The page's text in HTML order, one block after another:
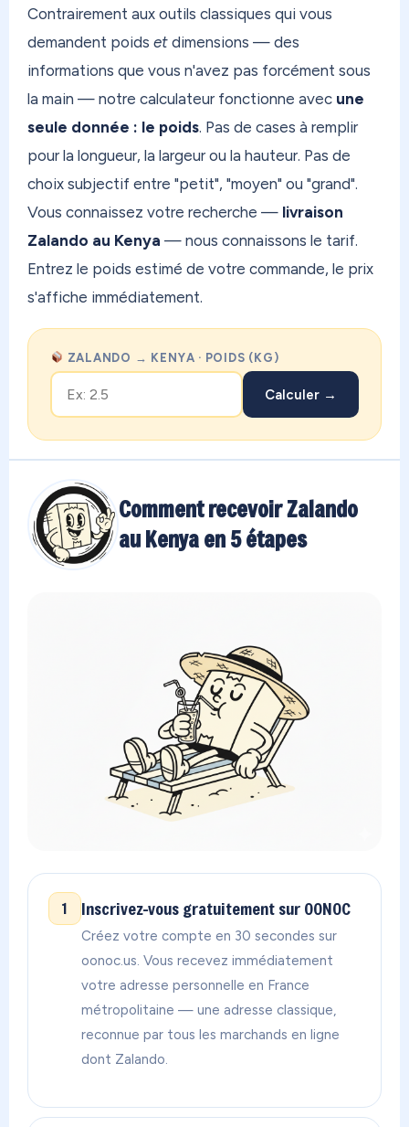
Contrairement aux outils classiques qui vous
demandent poids et dimensions — des
informations que vous n'avez pas forcément sous
la main — notre calculateur fonctionne avec une
seule donnée : le poids. Pas de cases à remplir
pour la longueur, la largeur ou la hauteur. Pas de
choix subjectif entre "petit", "moyen" ou "grand".
Vous connaissez votre recherche — livraison
Zalando au Kenya — nous connaissons le tarif.
Entrez le poids estimé de votre commande, le prix
s'affiche immédiatement.
ZALANDO → KENYA · POIDS (KG)
Calculer →
Comment recevoir Zalando
au Kenya en 5 étapes
1 Inscrivez-vous gratuitement sur OONOC
Créez votre compte en 30 secondes sur
oonoc.us. Vous recevez immédiatement
votre adresse personnelle en France
métropolitaine — une adresse classique,
reconnue par tous les marchands en ligne
dont Zalando.